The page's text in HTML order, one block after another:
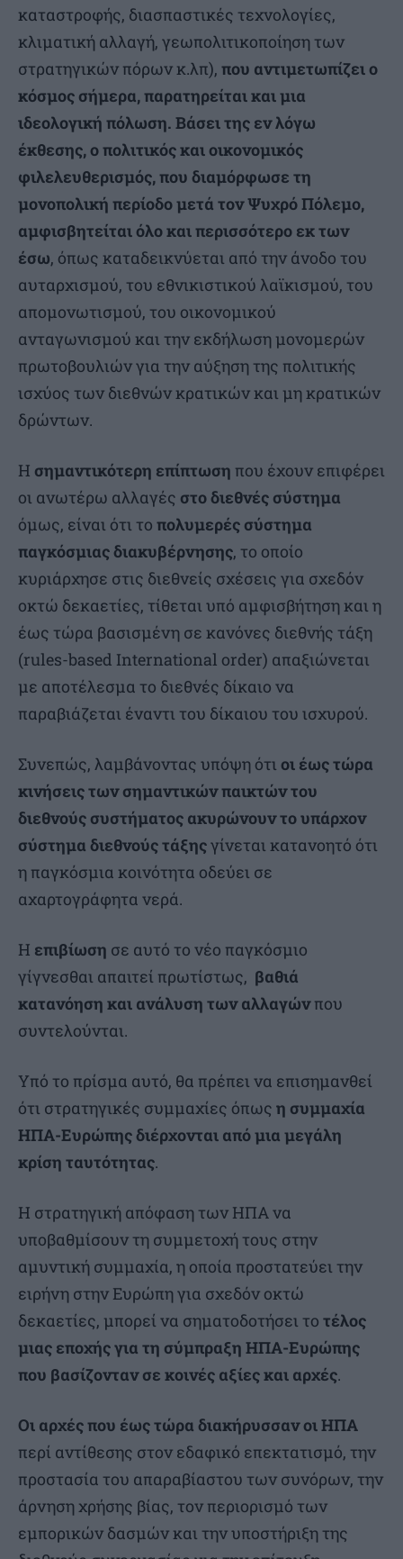
καταστροφής, διασπαστικές τεχνολογίες,
κλιματική αλλαγή, γεωπολιτικοποίηση των
στρατηγικών πόρων κ.λπ), που αντιμετωπίζει ο
κόσμος σήμερα, παρατηρείται και μια
ιδεολογική πόλωση. Βάσει της εν λόγω
έκθεσης, ο πολιτικός και οικονομικός
φιλελευθερισμός, που διαμόρφωσε τη
μονοπολική περίοδο μετά τον Ψυχρό Πόλεμο,
αμφισβητείται όλο και περισσότερο εκ των
έσω, όπως καταδεικνύεται από την άνοδο του
αυταρχισμού, του εθνικιστικού λαϊκισμού, του
απομονωτισμού, του οικονομικού
ανταγωνισμού και την εκδήλωση μονομερών
πρωτοβουλιών για την αύξηση της πολιτικής
ισχύος των διεθνών κρατικών και μη κρατικών
δρώντων.
Η σημαντικότερη επίπτωση που έχουν επιφέρει
οι ανωτέρω αλλαγές στο διεθνές σύστημα
όμως, είναι ότι το πολυμερές σύστημα
παγκόσμιας διακυβέρνησης, το οποίο
κυριάρχησε στις διεθνείς σχέσεις για σχεδόν
οκτώ δεκαετίες, τίθεται υπό αμφισβήτηση και η
έως τώρα βασισμένη σε κανόνες διεθνής τάξη
(rules-based International order) απαξιώνεται
με αποτέλεσμα το διεθνές δίκαιο να
παραβιάζεται έναντι του δίκαιου του ισχυρού.
Συνεπώς, λαμβάνοντας υπόψη ότι οι έως τώρα
κινήσεις των σημαντικών παικτών του
διεθνούς συστήματος ακυρώνουν το υπάρχον
σύστημα διεθνούς τάξηςγίνεται κατανοητό ότι
η παγκόσμια κοινότητα οδεύει σε
αχαρτογράφητα νερά.
Η επιβίωση σε αυτό το νέο παγκόσμιο
γίγνεσθαι απαιτεί πρωτίστως, βαθιά
κατανόηση και ανάλυση των αλλαγώνπου
συντελούνται.
Υπό το πρίσμα αυτό, θα πρέπει να επισημανθεί
ότι στρατηγικές συμμαχίες όπως η συμμαχία
ΗΠΑ-Ευρώπης διέρχονται από μια μεγάλη
κρίση ταυτότητας.
Η στρατηγική απόφαση των ΗΠΑ να
υποβαθμίσουν τη συμμετοχή τους στην
αμυντική συμμαχία, η οποία προστατεύει την
ειρήνη στην Ευρώπη για σχεδόν οκτώ
δεκαετίες, μπορεί να σηματοδοτήσει το τέλος
μιας εποχής για τη σύμπραξη ΗΠΑ-Ευρώπης
που βασίζονταν σε κοινές αξίες και αρχές.
Οι αρχές που έως τώρα διακήρυσσαν οι ΗΠΑ
περί αντίθεσης στον εδαφικό επεκτατισμό, την
προστασία του απαραβίαστου των συνόρων, την
άρνηση χρήσης βίας, τον περιορισμό των
εμπορικών δασμών και την υποστήριξη της